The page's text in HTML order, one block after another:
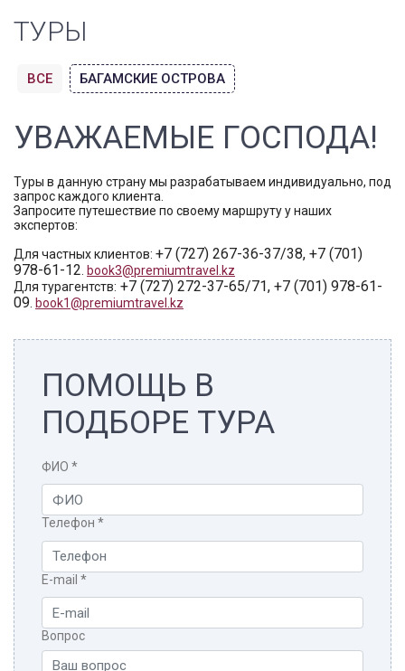
ТУРЫ
ВСЕ БАГАМСКИЕ ОСТРОВА
УВАЖАЕМЫЕ ГОСПОДА!
Туры в данную страну мы разрабатываем индивидуально, под
запрос каждого клиента.
Запросите путешествие по своему маршруту у наших
экспертов:
Для частных клиентов: +7 (727) 267-36-37/38, +7 (701)
978-61-12 book3@premiumtravel.kz
Для турагентств: +7 (727) 272-37-65/71, +7 (701) 978-61-
09 book1@premiumtravel.kz
ПОМОЩЬ В
ПОДБОРЕ ТУРА
ФИО *
Телефон *
E-mail *
Вопрос